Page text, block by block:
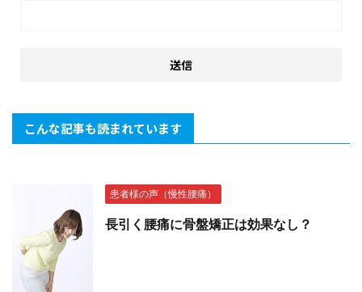
こんな記事も読まれています
患者様の声（慢性腰痛）
長引く腰痛に骨盤矯正は効果なし？